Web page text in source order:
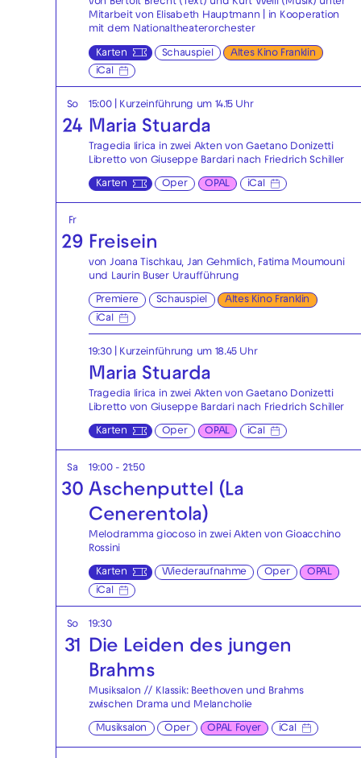
von Bertolt Brecht (Text) und Kurt Weill (Musik) unter
Mitarbeit von Elisabeth Hauptmann | in Kooperation
mit dem Nationaltheaterorchester
Karten Schauspiel
Altes Kino Franklin
iCal
So
24
15:00 | Kurzeinführung um 14.15 Uhr
Maria Stuarda
Tragedia lirica in zwei Akten von Gaetano Donizetti
Libretto von Giuseppe Bardari nach Friedrich Schiller
Karten Oper OPAL iCal
Fr
29 Freisein
von Joana Tischkau, Jan Gehmlich, Fatima Moumouni
und Laurin Buser Uraufführung
Premiere Schauspiel
Altes Kino Franklin
iCal
19:30 | Kurzeinführung um 18.45 Uhr
Maria Stuarda
Tragedia lirica in zwei Akten von Gaetano Donizetti
Libretto von Giuseppe Bardari nach Friedrich Schiller
Karten Oper OPAL iCal
Sa
30
19:00 - 21:50
Aschenputtel (La
Cenerentola)
Melodramma giocoso in zwei Akten von Gioacchino
Rossini
Karten Wiederaufnahme Oper
OPAL
iCal
So
31
19:30
Die Leiden des jungen
Brahms
Musiksalon // Klassik: Beethoven und Brahms
zwischen Drama und Melancholie
Musiksalon Oper OPAL Foyer iCal